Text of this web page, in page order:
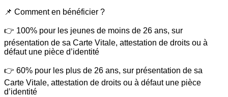
📌 Comment en bénéficier ?
👉 100% pour les jeunes de moins de 26 ans, sur
présentation de sa Carte Vitale, attestation de droits ou à
défaut une pièce d’identité
👉 60% pour les plus de 26 ans, sur présentation de sa
Carte Vitale, attestation de droits ou à défaut une pièce
d’identité